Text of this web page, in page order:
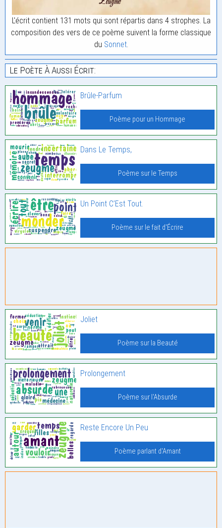
L'écrit contient 131 mots qui sont répartis dans 4 strophes. La
composition des vers de ce poème suivent la forme classique
du Sonnet.
Le Poète À Aussi Écrit:
Brûle-Parfum
Poème pour un Hommage
Dans Le Temps,
Poème sur le Temps
Un Point C’Est Tout.
Poème sur le fait d'Écrire
Joliet
Poème sur la Beauté
Prolongement
Poème sur l'Absurde
Reste Encore Un Peu
Poème parlant d'Amant